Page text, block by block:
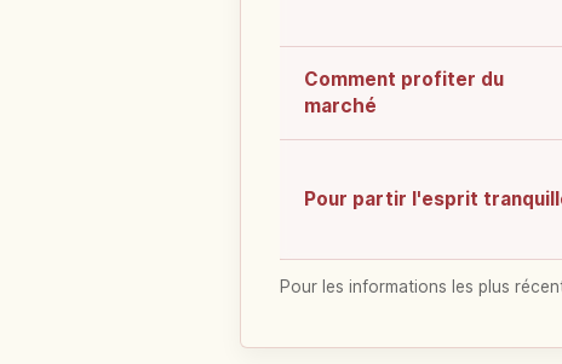
Comment profiter du
marché
Pour partir l'esprit
Pour les informations les plus